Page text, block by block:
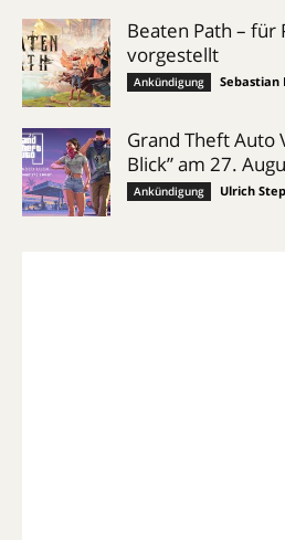
Beaten Path – für
vorgestellt
Ankündigung Sebastian
Grand Theft Auto
Blick” am 27.
Ankündigung Ulrich